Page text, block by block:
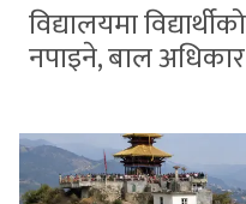
विद्यालयमा
नपाइने, बाल